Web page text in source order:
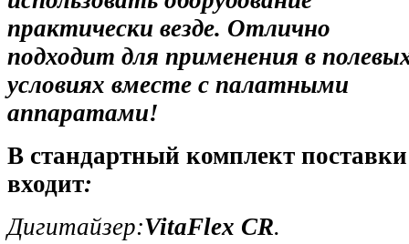
практически везде. Отлично
подходит для применения в
условиях вместе с палатными
аппаратами!
В стандартный комплект поставки
входит:
Дигитайзер:VitaFlex CR.